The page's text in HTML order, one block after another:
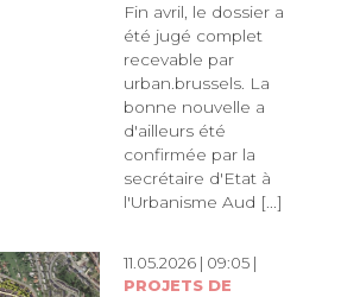
Fin avril, le dossier a
été jugé complet
recevable par
urban.brussels. La
bonne nouvelle a
d'ailleurs été
confirmée par la
secrétaire d'Etat à
l'Urbanisme Aud [...]
11.05.2026 | 09:05 |
PROJETS DE